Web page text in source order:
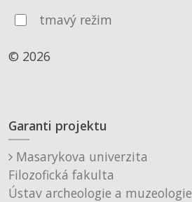
tmavý režim
© 2026
Garanti projektu
Masarykova univerzita
Filozofická fakulta
Ústav archeologie a muzeologie